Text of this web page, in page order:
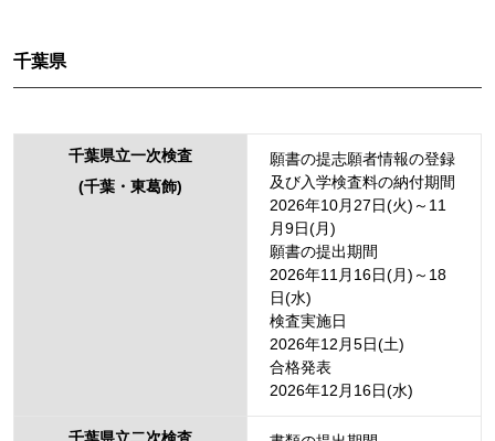
千葉県
千葉県立一次検査
(千葉・東葛飾)
願書の提志願者情報の登録
及び入学検査料の納付期間
2026年10月27日(火)～11
月9日(月)
願書の提出期間
2026年11月16日(月)～18
日(水)
検査実施日
2026年12月5日(土)
合格発表
2026年12月16日(水)
千葉県立二次検査